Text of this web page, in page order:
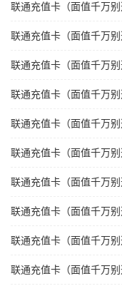
联通充值卡（面值千万
联通充值卡（面值千万
联通充值卡（面值千万
联通充值卡（面值千万
联通充值卡（面值千万
联通充值卡（面值千万
联通充值卡（面值千万
联通充值卡（面值千万
联通充值卡（面值千万
联通充值卡（面值千万